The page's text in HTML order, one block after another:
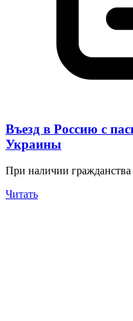
Въезд в Россию с
Украины
При наличии гражданства
Читать